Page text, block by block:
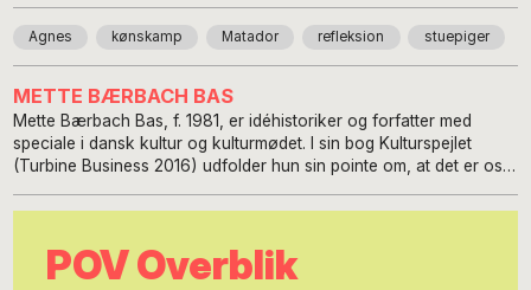
Agnes kønskamp Matador refleksion stuepiger
METTE BÆRBACH BAS
Mette Bærbach Bas, f. 1981, er idéhistoriker og forfatter med
speciale i dansk kultur og kulturmødet. I sin bog Kulturspejlet
(Turbine Business 2016) udfolder hun sin pointe om, at det er os,
spænder ben for en vellykket interaktion med udlændinge. Efter at
sprog, har Mette slået sig ned på Mors med sin tyrkiske mand.
Sammen har de to børn, som opdrages efter den grundholdning,
POV Overblik